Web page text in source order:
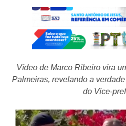
Vídeo de Marco Ribeiro vira
Palmeiras, revelando a
do Vice-